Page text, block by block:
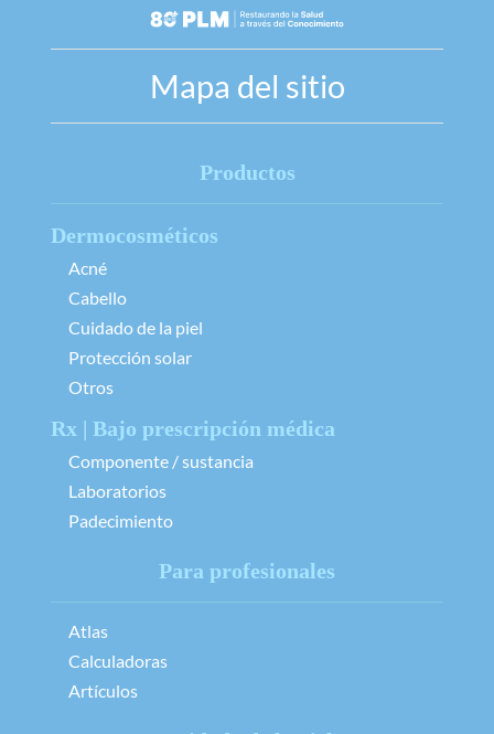
Mapa del sitio
Productos
Dermocosméticos
Acné
Cabello
Cuidado de la piel
Protección solar
Otros
Rx | Bajo prescripción médica
Componente / sustancia
Laboratorios
Padecimiento
Para profesionales
Atlas
Calculadoras
Artículos